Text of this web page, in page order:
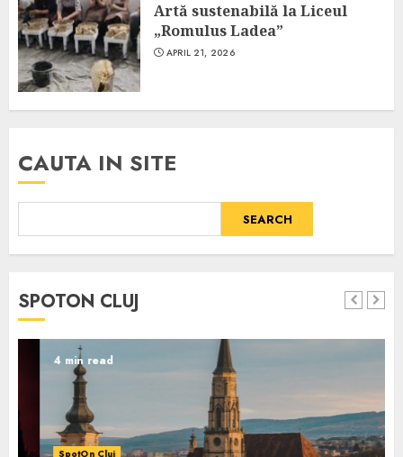
Artă sustenabilă la Liceul
„Romulus Ladea”
APRIL 21, 2026
CAUTA IN SITE
SEARCH
SPOTON CLUJ
4 min read
SpotOn Cluj